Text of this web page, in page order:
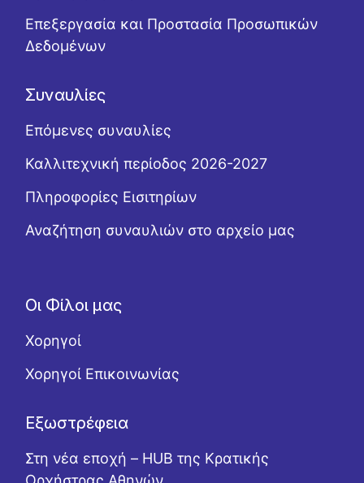
Επεξεργασία και Προστασία Προσωπικών
Δεδομένων
Συναυλίες
Επόμενες συναυλίες
Καλλιτεχνική περίοδος 2026-2027
Πληροφορίες Εισιτηρίων
Αναζήτηση συναυλιών στο αρχείο μας
Οι Φίλοι μας
Χορηγοί
Χορηγοί Επικοινωνίας
Εξωστρέφεια
Στη νέα εποχή – HUB της Κρατικής